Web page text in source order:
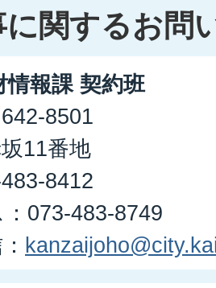
に関するお問
情報課 契約班
8501
11番地
8412
073-483-8749